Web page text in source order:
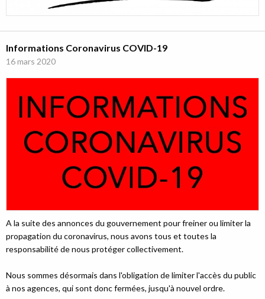
Informations Coronavirus COVID-19
16 mars 2020
A la suite des annonces du gouvernement pour freiner ou limiter la
propagation du coronavirus, nous avons tous et toutes la
responsabilité de nous protéger collectivement.
Nous sommes désormais dans l'obligation de limiter l'accès du public
à nos agences, qui sont donc fermées, jusqu'à nouvel ordre.